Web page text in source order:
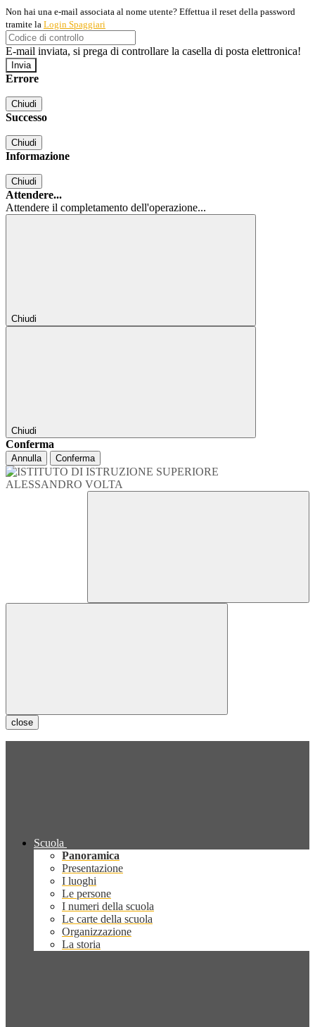
Non hai una e-mail associata al nome utente? Effettua il reset della password
tramite la Login Spaggiari
E-mail inviata, si prega di controllare la casella di posta elettronica!
Errore
Chiudi
Successo
Chiudi
Informazione
Chiudi
Attendere...
Attendere il completamento dell'operazione...
Chiudi
Chiudi
Conferma
Annulla Conferma
close
Scuola
Panoramica
Presentazione
I luoghi
Le persone
I numeri della scuola
Le carte della scuola
Organizzazione
La storia